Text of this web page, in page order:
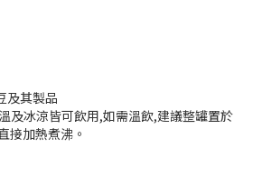
及其製品
及冰涼皆可飲用,如需溫飲,建議整罐置於
接加熱煮沸。